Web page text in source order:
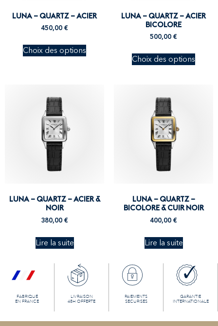
LUNA – QUARTZ – ACIER
450,00 €
Choix des options
LUNA – QUARTZ – ACIER
BICOLORE
500,00 €
Choix des options
LUNA – QUARTZ – ACIER &
NOIR
380,00 €
Lire la suite
LUNA – QUARTZ –
BICOLORE & CUIR NOIR
400,00 €
Lire la suite
FABRIQUÉ
EN FRANCE
LIVRAISON
48H OFFERTE
PAIEMENTS
SECURISÉS
GARANTIE
INTERNATIONALE